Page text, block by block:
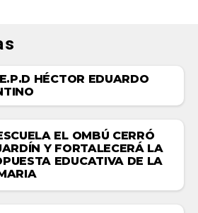
HÉCTOR EDUARDO
EL OMBÚ CERRÓ
Y FORTALECERÁ LA
EDUCATIVA DE LA